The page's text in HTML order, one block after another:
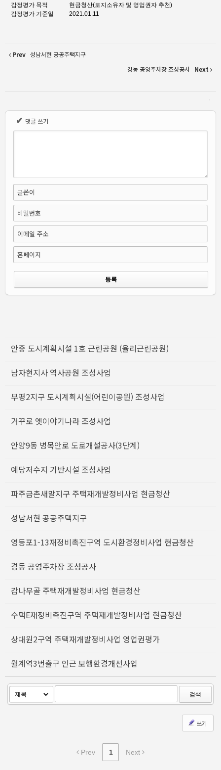
감정평가 목적
현금청산(토지소유자 및 영업권자 추천)
감정평가 기준일
2021.01.11
Prev 성남서현 공공주택지구
경동 공영주차장 조성공사 Next
✔ 댓글 쓰기
글쓴이
비밀번호
이메일 주소
홈페이지
안중 도시계획시설 1호 근린공원 (율리근린공원)
남자현지사 역사공원 조성사업
부평2지구 도시계획시설(어린이공원) 조성사업
거꾸로 옛이야기나라 조성사업
안양9동 병목안로 도로개설공사(3단계)
예당저수지 기반시설 조성사업
파주금촌새말지구 주택재개발정비사업 현금청산
성남서현 공공주택지구
영등포1-13재정비촉진구역 도시환경정비사업 현금청산
경동 공영주차장 조성공사
감나무골 주택재개발정비사업 현금청산
수택E재정비촉진구역 주택재개발정비사업 현금청산
상대원2구역 주택재개발정비사업 영업권평가
월계역3번출구 인근 보행환경개선사업
검색
쓰기
Prev 1 Next